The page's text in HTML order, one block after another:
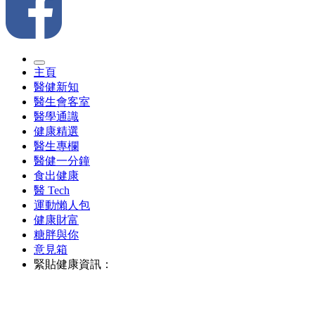
主頁
醫健新知
醫生會客室
醫學通識
健康精選
醫生專欄
醫健一分鐘
食出健康
醫 Tech
運動懶人包
健康財富
糖胖與你
意見箱
緊貼健康資訊：